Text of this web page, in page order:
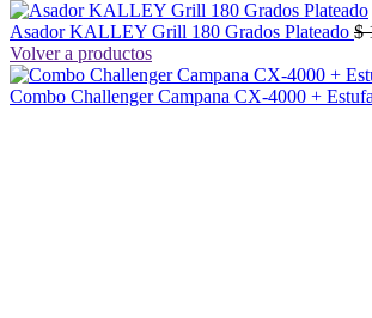
Asador KALLEY Grill 180 Grados Plateado $
Volver a productos
Combo Challenger Campana CX-4000 +